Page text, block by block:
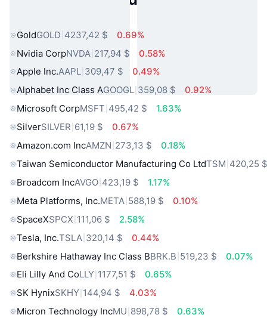
GoldGOLD 4237,42 $
0.69%
Nvidia CorpNVDA 217,94 $
0.58%
Apple Inc.AAPL 309,47 $
0.49%
Alphabet Inc Class AGOOGL 359,08 $
0.92%
Microsoft CorpMSFT 495,42 $
1.63%
SilverSILVER 61,19 $
0.67%
Amazon.com IncAMZN 273,13 $
0.18%
Taiwan Semiconductor Manufacturing Co LtdTSM 420,25
Broadcom IncAVGO 423,19 $
1.17%
Meta Platforms, Inc.META 588,19 $
0.10%
SpaceXSPCX 111,06 $
2.58%
Tesla, Inc.TSLA 320,14 $
0.44%
Berkshire Hathaway Inc Class BBRK.B 519,23 $
0.07%
Eli Lilly And CoLLY 1177,51 $
0.65%
SK HynixSKHY 144,94 $
4.03%
Micron Technology IncMU 898,78 $
0.63%